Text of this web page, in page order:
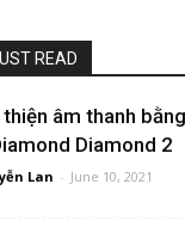
READ
thiện âm thanh
Diamond 2
Lan - June 10, 2021